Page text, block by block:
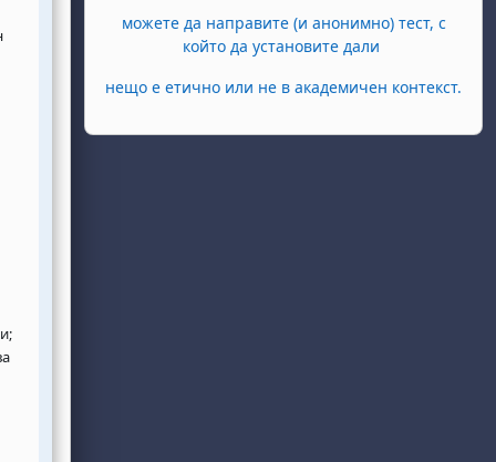
можете да направите (и анонимно) тест, с
който да установите дали
нещо е етично или не в академичен контекст.